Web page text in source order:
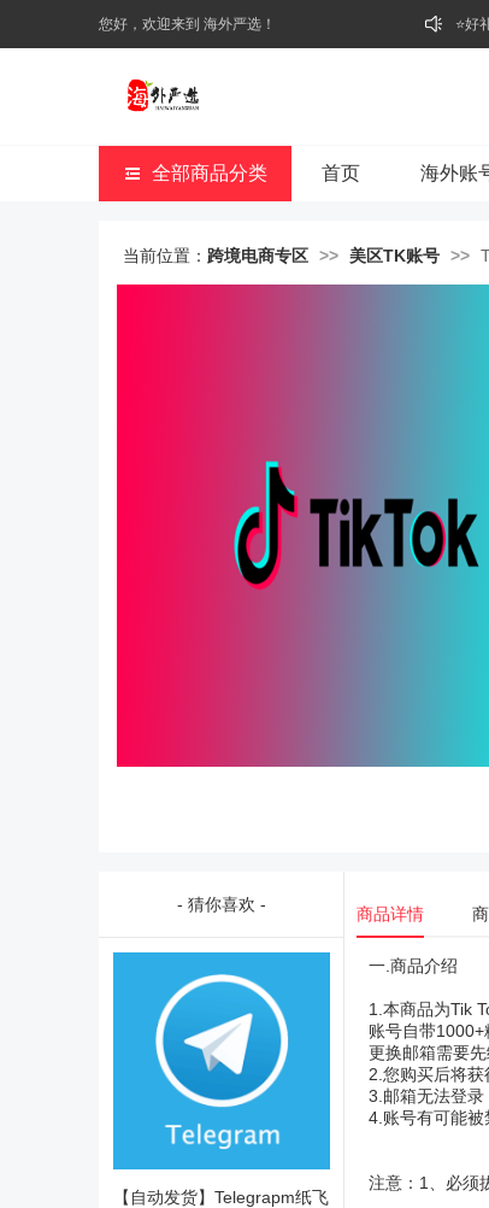
您好，欢迎来到 海外严选！ ⭐好
全部商品分类 首页 海外账
当前位置： 跨境电商专区 >> 美区TK账号 >>
- 猜你喜欢 -
【自动发货】Telegrapm纸飞
商品详情
一.商品介绍
1.本商品为Tik
账号自带
更换邮箱需要
2.您购买后将获
3.邮箱无法登录
4.账号有可能
注意：1、必须